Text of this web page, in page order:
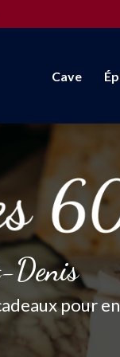
Cave
Denis
pour